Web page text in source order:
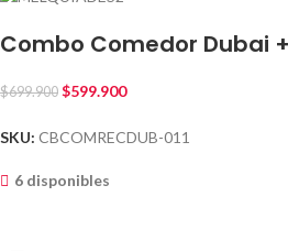
Combo Comedor Dubai
$699.900 $599.900
SKU: CBCOMRECDUB-011
6 disponibles